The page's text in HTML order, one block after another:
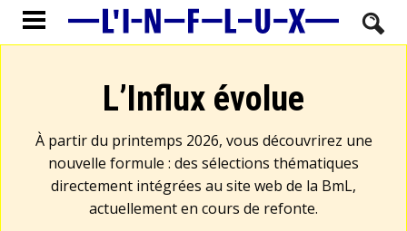
L’Influx évolue
À partir du printemps 2026, vous découvrirez une
nouvelle formule : des sélections thématiques
directement intégrées au site web de la BmL,
actuellement en cours de refonte.